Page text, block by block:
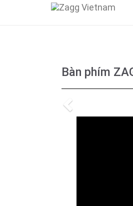
Bàn phím
Previous